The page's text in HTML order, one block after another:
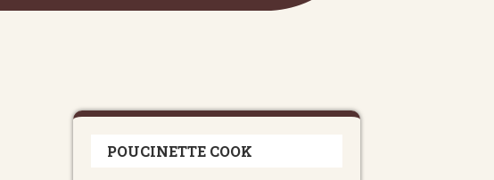
POUCINETTE COOK